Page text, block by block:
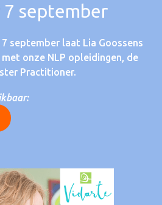
september
september laat Lia Goossens
onze NLP opleidingen, de
Practitioner.